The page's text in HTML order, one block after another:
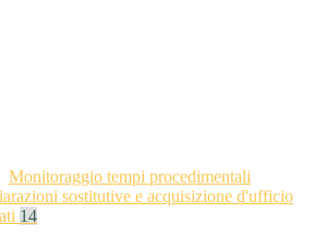
Monitoraggio tempi procedimentali
sostitutive e acquisizione d'ufficio
14